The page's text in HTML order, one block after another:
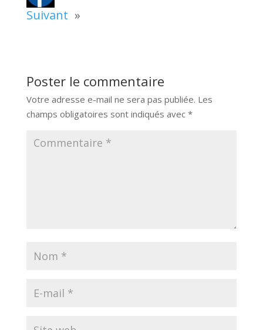
Suivant »
Poster le commentaire
Votre adresse e-mail ne sera pas publiée. Les
champs obligatoires sont indiqués avec *